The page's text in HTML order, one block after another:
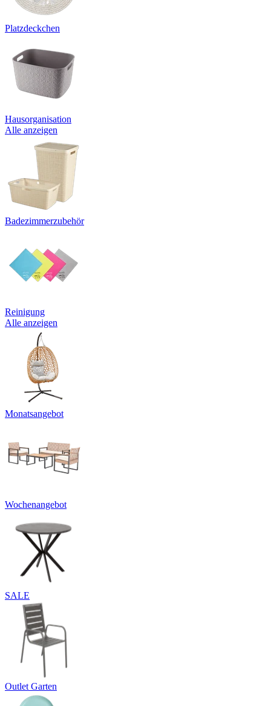
Platzdeckchen
Hausorganisation
Alle anzeigen
Badezimmerzubehör
Reinigung
Alle anzeigen
Monatsangebot
Wochenangebot
SALE
Outlet Garten